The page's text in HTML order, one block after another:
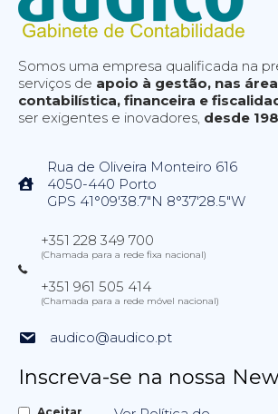
Somos uma empresa qualificada na
serviços de apoio à gestão, nas
contabilística, financeira e
ser exigentes e inovadores, desde
Rua de Oliveira Monteiro 616
4050-440 Porto
GPS 41°09'38.7"N 8°37'28.5"W
+351 228 349 700
(Chamada para a rede fixa nacional)
+351 961 505 414
(Chamada para a rede móvel nacional)
audico@audico.pt
Inscreva-se na nossa